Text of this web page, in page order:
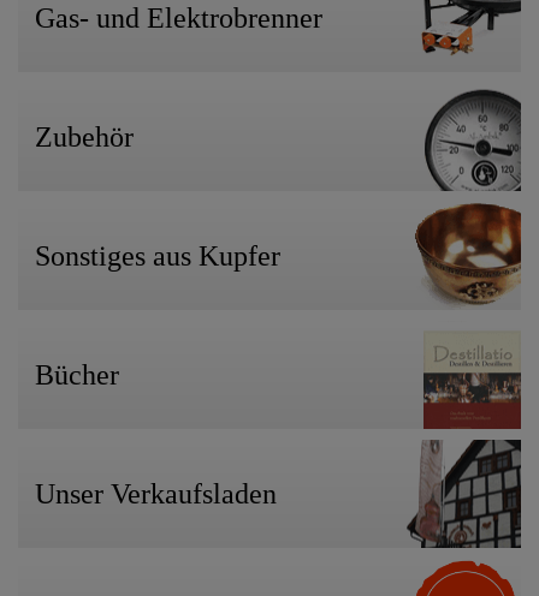
Gas- und Elektrobrenner
Zubehör
Sonstiges aus Kupfer
Bücher
Unser Verkaufsladen